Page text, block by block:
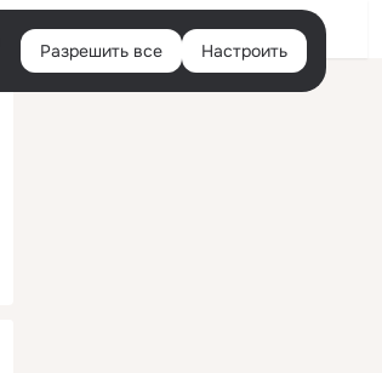
Войти
Разрешить все Настроить